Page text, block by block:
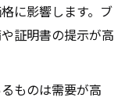
に影響します。ブ
証明書の提示が高
ものは需要が高